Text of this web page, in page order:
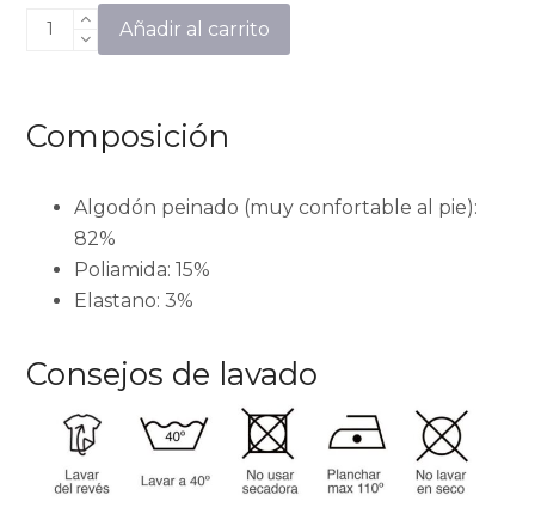
Limones
cantidad
Añadir al carrito
Composición
Algodón peinado (muy confortable al pie):
82%
Poliamida: 15%
Elastano: 3%
Consejos de lavado